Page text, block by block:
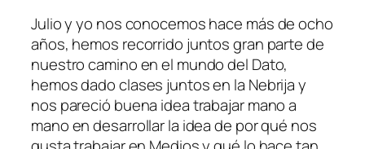
Julio y yo nos conocemos hace más de ocho
años, hemos recorrido juntos gran parte de
nuestro camino en el mundo del Dato,
hemos dado clases juntos en la Nebrija y
nos pareció buena idea trabajar mano a
mano en desarrollar la idea de por qué nos